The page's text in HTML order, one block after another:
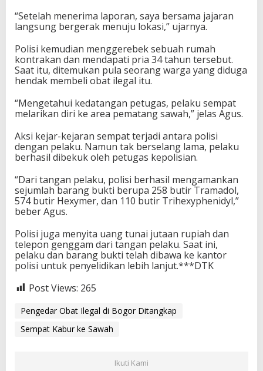
“Setelah menerima laporan, saya bersama jajaran
langsung bergerak menuju lokasi,” ujarnya.
Polisi kemudian menggerebek sebuah rumah
kontrakan dan mendapati pria 34 tahun tersebut.
Saat itu, ditemukan pula seorang warga yang diduga
hendak membeli obat ilegal itu.
“Mengetahui kedatangan petugas, pelaku sempat
melarikan diri ke area pematang sawah,” jelas Agus.
Aksi kejar-kejaran sempat terjadi antara polisi
dengan pelaku. Namun tak berselang lama, pelaku
berhasil dibekuk oleh petugas kepolisian.
“Dari tangan pelaku, polisi berhasil mengamankan
sejumlah barang bukti berupa 258 butir Tramadol,
574 butir Hexymer, dan 110 butir Trihexyphenidyl,”
beber Agus.
Polisi juga menyita uang tunai jutaan rupiah dan
telepon genggam dari tangan pelaku. Saat ini,
pelaku dan barang bukti telah dibawa ke kantor
polisi untuk penyelidikan lebih lanjut.***DTK
Post Views: 265
Pengedar Obat Ilegal di Bogor Ditangkap
Sempat Kabur ke Sawah
Ikuti Kami